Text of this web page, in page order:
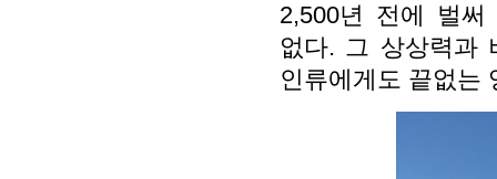
2,500년 전에 벌
없다. 그 상상력과
인류에게도 끝없는